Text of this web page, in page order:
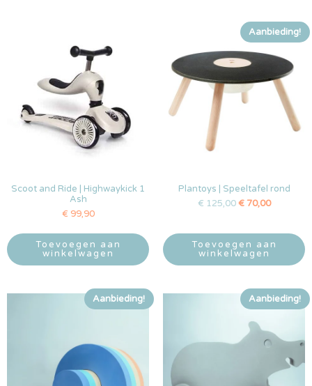
Scoot and Ride | Highwaykick 1
Ash
€ 99,90
Toevoegen aan
winkelwagen
Aanbieding!
Plantoys | Speeltafel rond
€ 125,00 €70,00
Toevoegen aan
winkelwagen
Aanbieding! Aanbieding!